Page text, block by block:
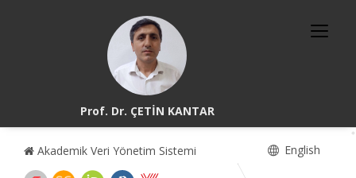
Prof. Dr. ÇETİN KANTAR
Akademik Veri Yönetim Sistemi English